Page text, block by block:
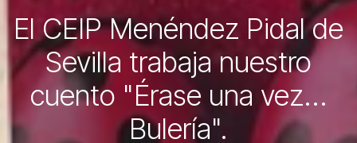
El CEIP Menéndez Pidal de
Sevilla trabaja nuestro
cuento "Érase una vez...
Bulería".